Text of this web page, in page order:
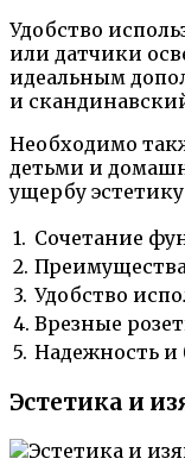
Удобство
или датчики
идеальным
и
Необходимо
детьми и
ущербу
1. Сочетание
2.
3. Удобство
4. Врезные
5. Надежность и
Эстетика и